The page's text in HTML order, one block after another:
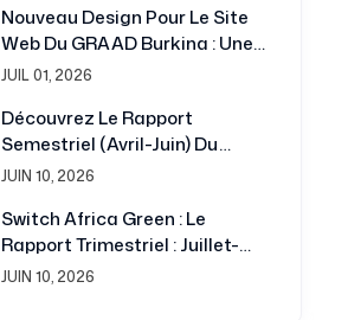
Nouveau Design Pour Le Site
Web Du GRAAD Burkina : Une
Plateforme Renouvelée Au
Développement
JUIL 01, 2026
Découvrez Le Rapport
Semestriel (avril-Juin) Du
Projet Switch Africa Green
JUIN 10, 2026
Switch Africa Green : Le
Rapport Trimestriel : Juillet-
Septembre 2016 Est
JUIN 10, 2026